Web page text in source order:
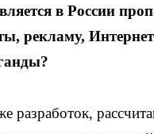
в России
рекламу,
разработок,